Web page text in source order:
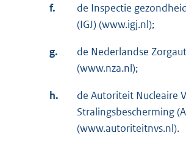
f.
de Inspectie
(IGJ) (www.igj.nl);
g.
de Nederlandse
(www.nza.nl);
h.
de Autoriteit Nucleaire
Stralingsbescherming
(www.autoriteitnvs.nl).